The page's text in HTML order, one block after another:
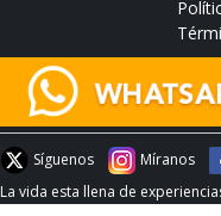
Síguenos Míranos
La vida esta llena de